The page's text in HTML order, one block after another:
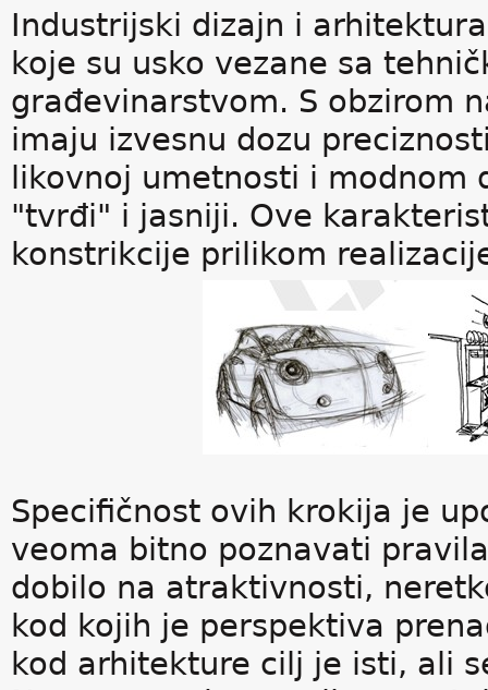
Industrijski dizajn i
koje su usko vezane sa
građevinarstvom. S obzirom
imaju izvesnu dozu
likovnoj umetnosti i
"tvrđi" i jasniji. Ove
konstrikcije prilikom
Specifičnost ovih krokija je
veoma bitno poznavati
dobilo na atraktivnosti,
kod kojih je perspektiva
kod arhitekture cilj je isti, ali